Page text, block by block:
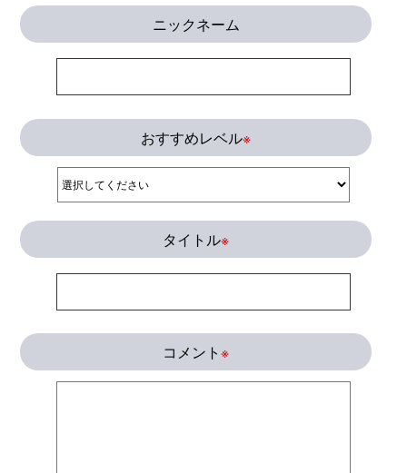
ニックネーム
おすすめレベル※
タイトル※
コメント※